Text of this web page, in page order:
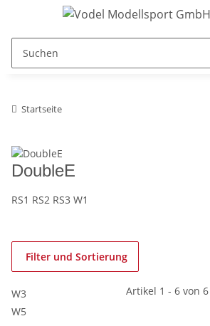
Startseite
DoubleE
RS1 RS2 RS3 W1
Filter und Sortierung
W3
Artikel 1 - 6 von 6
W5